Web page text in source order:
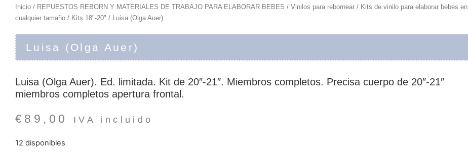
Inicio / REPUESTOS REBORN Y MATERIALES DE TRABAJO PARA ELABORAR BEBES / Vinilos para rebornear / Kits de vinilo para elaborar bebes en
cualquier tamaño / Kits 18"-20" / Luisa (Olga Auer)
Luisa (Olga Auer)
Luisa (Olga Auer). Ed. limitada. Kit de 20″-21″. Miembros completos. Precisa cuerpo de 20″-21″
miembros completos apertura frontal.
€ 89,00 IVA incluido
12 disponibles